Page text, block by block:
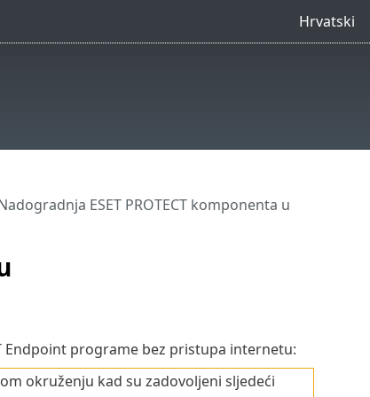
Hrvatski
ESET PROTECT komponenta u
Endpoint programe bez pristupa internetu:
okruženju kad su zadovoljeni sljedeći